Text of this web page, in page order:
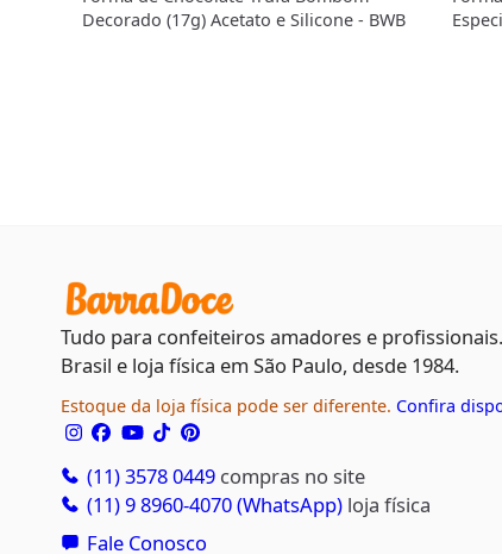
Decorado (17g) Acetato e Silicone - BWB
Tudo para confeiteiros amadores e
Brasil e loja física em São Paulo, desde 1984.
Estoque da loja física pode ser diferente. Confira
(11) 3578 0449 compras no site
(11) 9 8960-4070 (WhatsApp) loja física
Fale Conosco